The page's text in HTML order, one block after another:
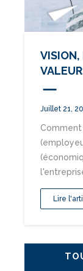
VISION,
Juillet 21,
Lire